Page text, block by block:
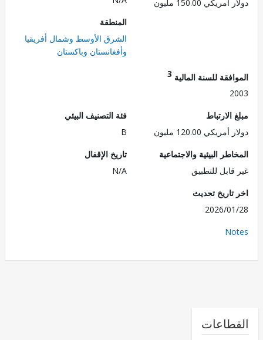
150.00 مليون
الشرق الأوسط وشمال أفريقيا
وأفغانستان وباكستان
للسنة المالية3
120.00 مليون
فئة التصنيف البيئي
B
البيئية والاجتماعية
للتطبيق
تاريخ الإقفال
تحديث
2026/